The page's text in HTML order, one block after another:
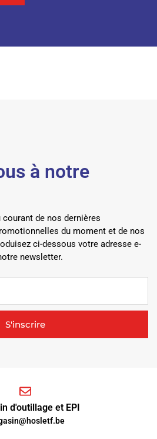
à notre
de nos dernières
du moment et de nos
ci-dessous votre adresse e-
newsletter.
S'inscrire
d'outillage et EPI